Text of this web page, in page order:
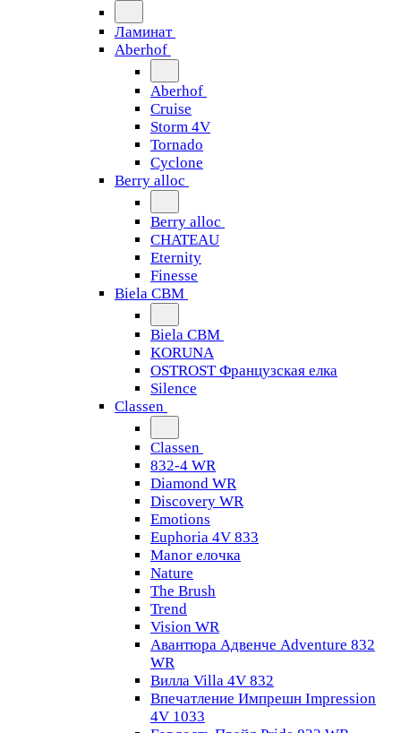
Ламинат
Aberhof
Aberhof
Cruise
Storm 4V
Tornado
Сyclone
Berry alloc
Berry alloc
CHATEAU
Eternity
Finesse
Biela CBM
Biela CBM
KORUNA
OSTROST Французская елка
Silence
Classen
Classen
832-4 WR
Diamond WR
Discovery WR
Emotions
Euphoria 4V 833
Manor елочка
Nature
The Brush
Trend
Vision WR
Авантюра Адвенче Adventure 832
WR
Вилла Villa 4V 832
Впечатление Импрешн Impression
4V 1033